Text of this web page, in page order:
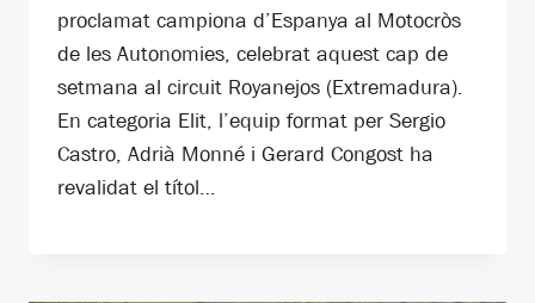
proclamat campiona d’Espanya al Motocròs
de les Autonomies, celebrat aquest cap de
setmana al circuit Royanejos (Extremadura).
En categoria Elit, l’equip format per Sergio
Castro, Adrià Monné i Gerard Congost ha
revalidat el títol…